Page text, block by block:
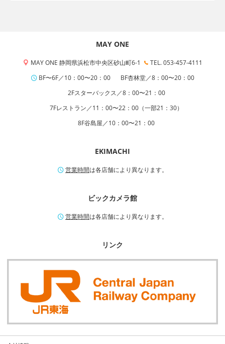
MAY ONE
MAY ONE 静岡県浜松市中央区砂山町6-1
TEL. 053-457-4111
BF〜6F／10：00〜20：00
BF杏林堂／8：00〜20：00
2Fスターバックス／8：00〜21：00
7Fレストラン／11：00〜22：00（一部21：30）
8F谷島屋／10：00〜21：00
EKIMACHI
営業時間は各店舗により異なります。
ビックカメラ館
営業時間は各店舗により異なります。
リンク